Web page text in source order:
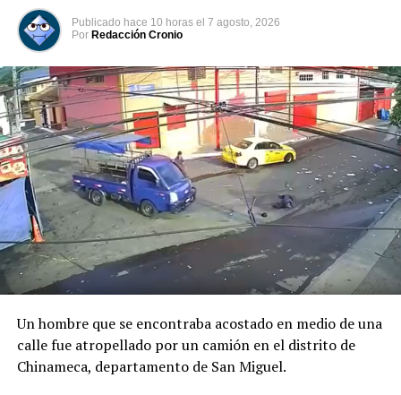
Previo al acto protocolario, el Vicemandatario
salvadoreño, dialogó con el Presidente Abelardo de la
Espriella, a quien envió un afectuoso saludo de parte del
Presidente Bukele y expresó sus mejores deseos al
asumir esta nueva responsabilidad al frente de la nación
colombiana.
Publicado hace 10 horas el 7 agosto, 2026
Por Redacción Cronio
Un hombre que se encontraba acostado en medio de una
calle fue atropellado por un camión en el distrito de
Chinameca, departamento de San Miguel.